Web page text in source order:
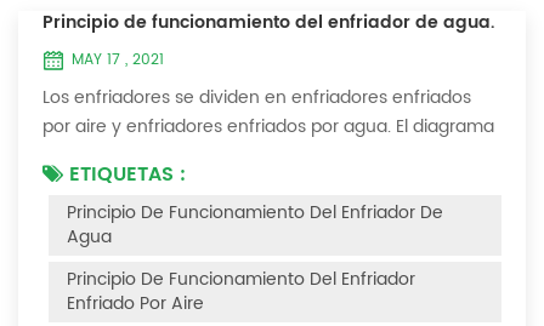
Principio de funcionamiento del enfriador de agua.
MAY 17 , 2021
Los enfriadores se dividen en enfriadores enfriados
por aire y enfriadores enfriados por agua. El diagrama
enfriados por aire es el siguiente Principio de
funcionamiento del enfriador enfriado por aire El
enfriador enfriado por aire utiliza un evaporador de
carcasa y tubos (o tanque con serpentín) para
intercambiar calor entre el agua y el refrige...
ETIQUETAS :
Principio De Funcionamiento Del Enfriador De
Agua
Principio De Funcionamiento Del Enfriador
Enfriado Por Aire